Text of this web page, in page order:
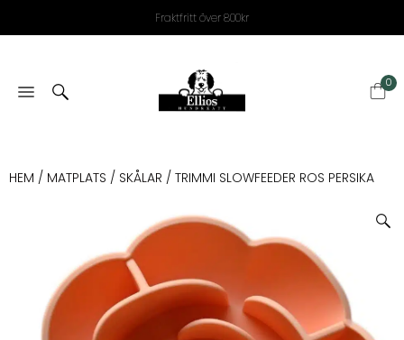
Fraktfritt över 800kr
0
HEM / MATPLATS / SKÅLAR / TRIMMI SLOWFEEDER ROS PERSIKA